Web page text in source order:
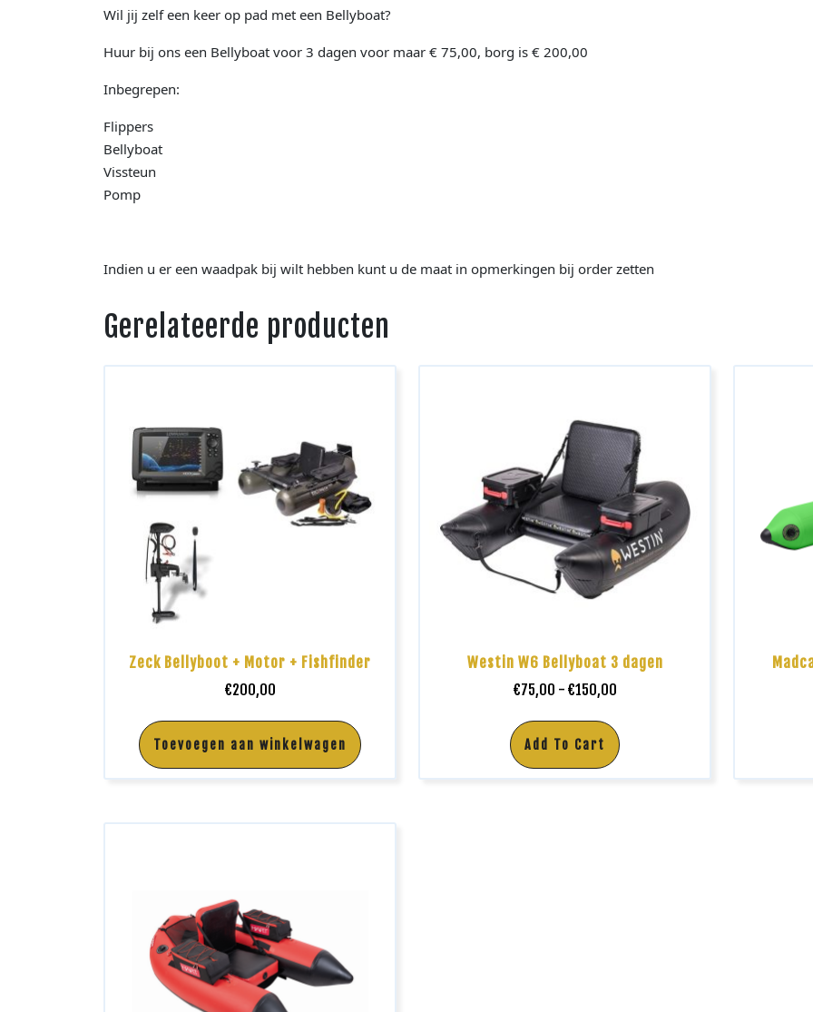
Wil jij zelf een keer op pad met een Bellyboat?
Huur bij ons een Bellyboat voor 3 dagen voor maar € 75,00, borg is € 200,00
Inbegrepen:
Flippers
Bellyboat
Vissteun
Pomp
Indien u er een waadpak bij wilt hebben kunt u de maat in opmerkingen bij order zetten
Gerelateerde producten
Zeck Bellyboot + Motor + Fishfinder
€200,00
Toevoegen aan winkelwagen
Westin W6 Bellyboat 3 dagen
€75,00 - €150,00
Add To Cart